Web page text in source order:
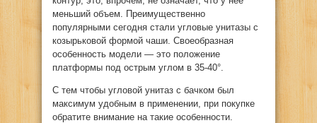
меньший объем. Преимущественно
популярными сегодня стали угловые унитазы с
козырьковой формой чаши. Своеобразная
особенность модели — это положение
платформы под острым углом в 35-40°.
С тем чтобы угловой унитаз с бачком был
максимум удобным в применении, при покупке
обратите внимание на такие особенности.